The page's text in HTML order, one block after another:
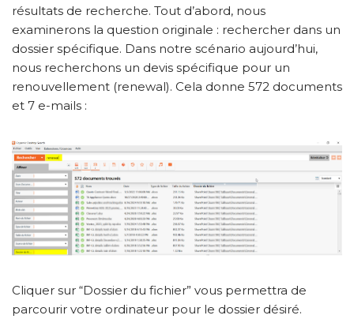
résultats de recherche. Tout d’abord, nous
examinerons la question originale : rechercher dans un
dossier spécifique. Dans notre scénario aujourd’hui,
nous recherchons un devis spécifique pour un
renouvellement (renewal). Cela donne 572 documents
et 7 e-mails :
Cliquer sur “Dossier du fichier” vous permettra de
parcourir votre ordinateur pour le dossier désiré.